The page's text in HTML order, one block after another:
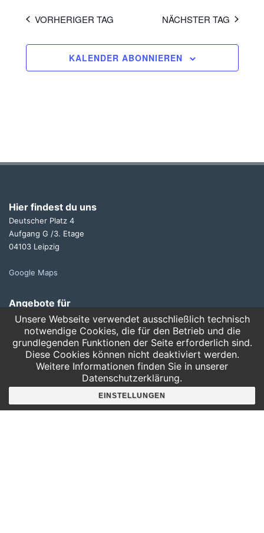
VORHERIGER TAG NÄCHSTER TAG
KALENDER ABONNIEREN
Hier findest du uns
Deutscher Platz 4
Aufgang G /3. Etage
04103 Leipzig
Google Maps
Angebote für
Kindergärten
Grundschulen
Oberschule und Gymnasium
Sonderpädagogik
Telefon:
Service
Unsere Webseite verwendet ausschließlich technisch
notwendige Cookies, die für den Betrieb und die
grundlegenden Funktionen der Seite erforderlich sind.
Diese Cookies können nicht deaktiviert werden.
Weitere Informationen finden Sie in unserer
Datenschutzerklärung.
EINSTELLUNGEN